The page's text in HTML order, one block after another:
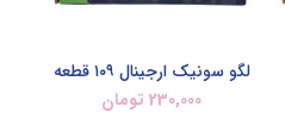
لگو سونیک ارجینال ۱۰۹ قطعه
230,000 تومان